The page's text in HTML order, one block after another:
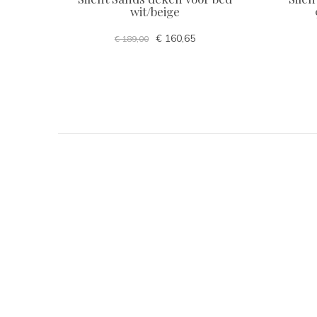
wit/beige
€ 189,00 € 160,65